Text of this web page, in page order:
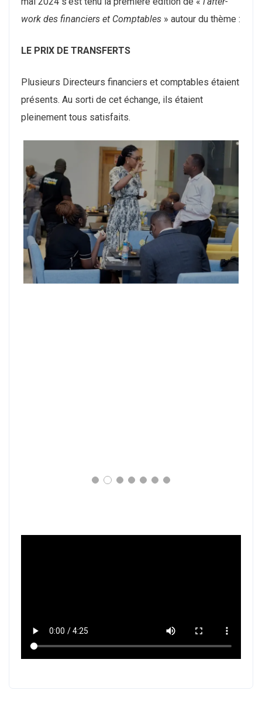
work des financiers et Comptables » autour du thème :
LE PRIX DE TRANSFERTS
Plusieurs Directeurs financiers et comptables étaient
présents. Au sorti de cet échange, ils étaient
pleinement tous satisfaits.